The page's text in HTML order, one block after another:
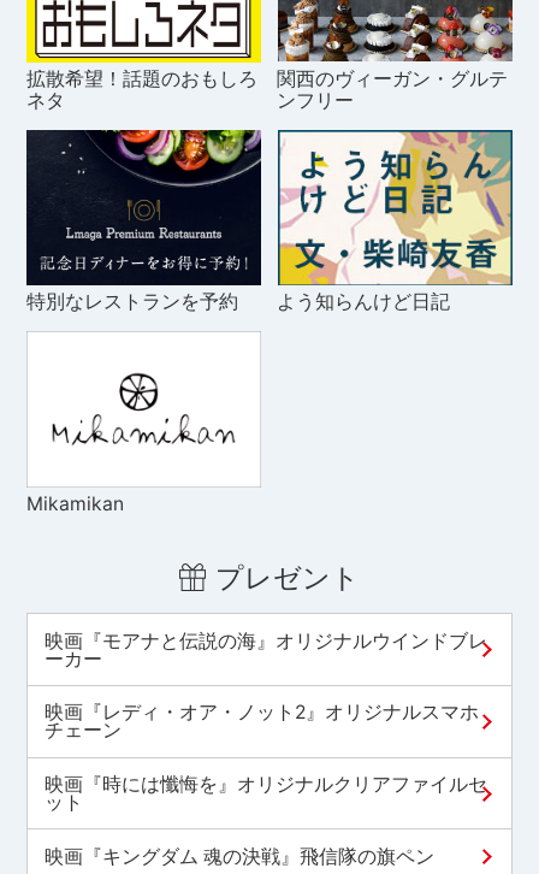
拡散希望！話題のおもしろ
ネタ
関西のヴィーガン・グルテ
ンフリー
特別なレストランを予約 よう知らんけど日記
Mikamikan
プレゼント
映画『モアナと伝説の海』オリジナルウインドブレ
ーカー
映画『レディ・オア・ノット2』オリジナルスマホ
チェーン
映画『時には懺悔を』オリジナルクリアファイルセ
ット
映画『キングダム 魂の決戦』飛信隊の旗ペン